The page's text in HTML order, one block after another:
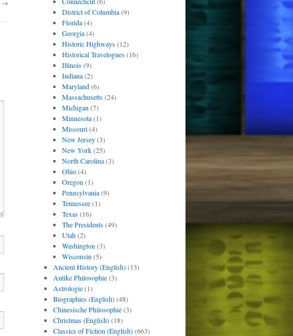
→
District of Columbia(9)
Florida(4)
Georgia(4)
Historic Highways(12)
Historical Travelogues(16)
Illinois(9)
Indiana(2)
Maryland(6)
Massachusetts(24)
Michigan (7)
Minnesota(1)
Missouri(4)
New Jersey(3)
New York(25)
North Carolina(3)
Ohio(4)
Oregon (1)
Pennsylvania(9)
Tennessee(1)
Texas(16)
The Presidents(49)
Utah(2)
Washington (3)
Wisconsin (5)
Ancient History (English)(13)
Antike Philosophie(3)
Astrologie(1)
Biographies (English)(48)
Chinesische Philosophie(3)
Christmas (English)(18)
Classics of Fiction (English)(663)